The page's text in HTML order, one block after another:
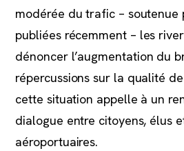
modérée du trafic – soutenue
publiées récemment – les
dénoncer l’augmentation du
répercussions sur la qualité
cette situation appelle à un
dialogue entre citoyens, élus
aéroportuaires.